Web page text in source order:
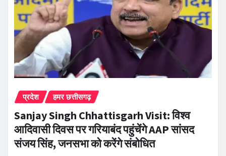
प्रदेश हमर छत्तीसगढ़
Sanjay Singh Chhattisgarh Visit: विश्व
आदिवासी दिवस पर गरियाबंद पहुंचेंगे AAP सांसद
संजय सिंह, जनसभा को करेंगे संबोधित